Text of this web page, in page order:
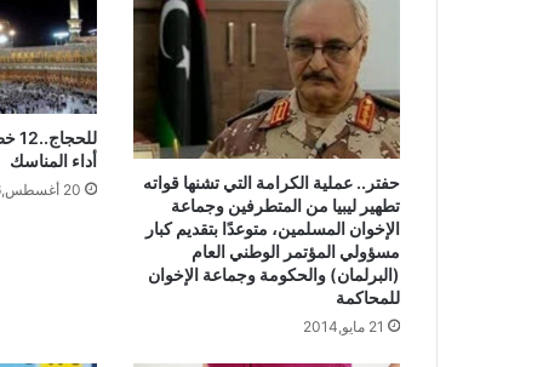
حفتر.. عملية الكرامة التي تشنها قواته
تطهير ليبيا من المتطرفين وجماعة
الإخوان المسلمين، متوعدًا بتقديم كبار
مسؤولي المؤتمر الوطني العام
(البرلمان) والحكومة وجماعة الإخوان
للمحاكمة
21 مايو,2014
أداء المناسك
20 أغسطس,2016